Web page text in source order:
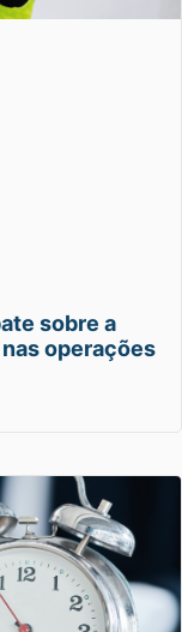
sobre a
operações